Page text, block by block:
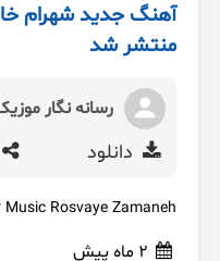
آهنگ جدید شهرام
منتشر شد
رسانه نگار
دانلود
Rosvaye Zamaneh